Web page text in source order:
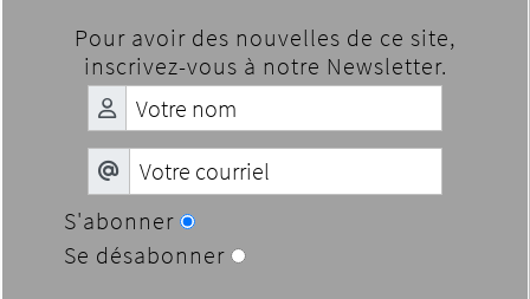
Pour avoir des nouvelles de ce site,
inscrivez-vous à notre Newsletter.
S'abonner
Se désabonner